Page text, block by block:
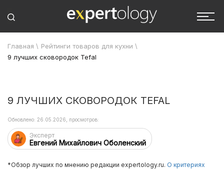
Главная \ Рейтинги товаров для кухни \
9 лучших сковородок Tefal
9 ЛУЧШИХ СКОВОРОДОК TEFAL
Эксперт
Евгений Михайлович Оболенский
Обновлено: 26.05.2026, просмотров:
*Обзор лучших по мнению редакции expertology.ru. О критериях